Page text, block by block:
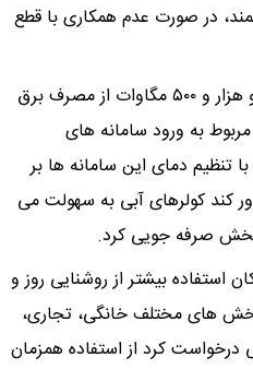
در صورت عدم همکاری با قطع
"کامبیز ناظریان" افزود: بیش از دو هزار و ۵۰۰ مگاوات از مصرف برق
به ورود سامانه های
دمای این سامانه ها بر
از دور کند کولرهای آبی به سهولت می
استفاده بیشتر از روشنایی روز و
های مختلف خانگی، تجاری،
درخواست کرد از استفاده همزمان